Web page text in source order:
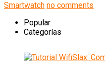
Smartwatch no comments
Popular
Categorías